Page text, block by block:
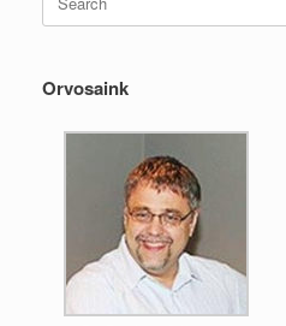
for:
Orvosaink